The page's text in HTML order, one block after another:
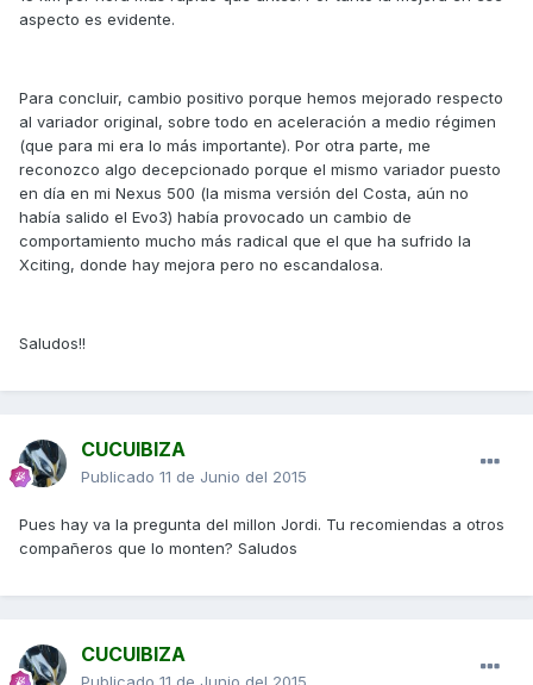
aspecto es evidente.
Para concluir, cambio positivo porque hemos mejorado respecto
al variador original, sobre todo en aceleración a medio régimen
(que para mi era lo más importante). Por otra parte, me
reconozco algo decepcionado porque el mismo variador puesto
en día en mi Nexus 500 (la misma versión del Costa, aún no
había salido el Evo3) había provocado un cambio de
comportamiento mucho más radical que el que ha sufrido la
Xciting, donde hay mejora pero no escandalosa.
Saludos!!
CUCUIBIZA
Publicado 11 de Junio del 2015
Pues hay va la pregunta del millon Jordi. Tu recomiendas a otros
compañeros que lo monten? Saludos
CUCUIBIZA